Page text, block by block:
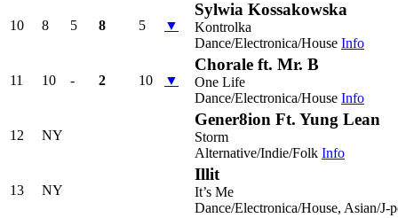
10 8 5 8 5 ▼
Sylwia Kossakowska
Kontrolka
Dance/Electronica/House Info
11 10 - 2 10 ▼
Chorale ft. Mr. B
One Life
Dance/Electronica/House Info
12 NY
Gener8ion Ft. Yung Lean
Storm
Alternative/Indie/Folk Info
13 NY
Illit
It’s Me
Dance/Electronica/House, Asian/J-